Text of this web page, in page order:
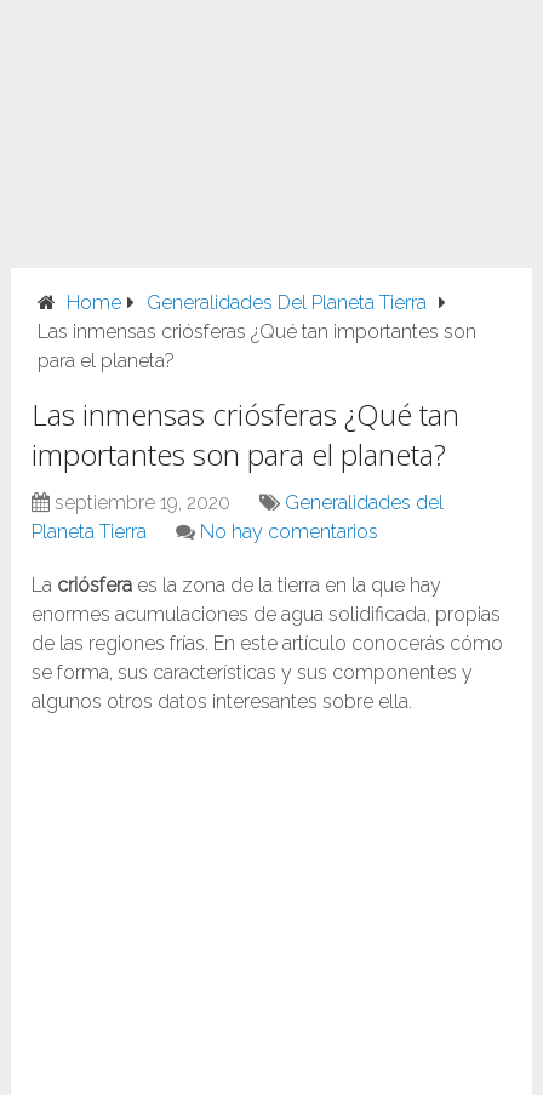
Home
Generalidades Del Planeta Tierra
Las inmensas criósferas ¿Qué tan importantes son
para el planeta?
Las inmensas criósferas ¿Qué tan
importantes son para el planeta?
septiembre 19, 2020
Generalidades del
Planeta Tierra
No hay comentarios
La criósfera es la zona de la tierra en la que hay
enormes acumulaciones de agua solidificada, propias
de las regiones frías. En este artículo conocerás cómo
se forma, sus características y sus componentes y
algunos otros datos interesantes sobre ella.